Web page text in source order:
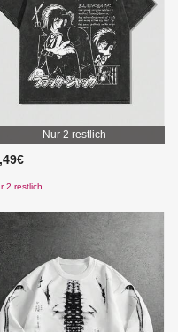
Nur 2 restlich
2 restlich